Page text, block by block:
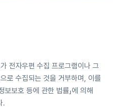
전자우편 수집 프로그램이나 그
로 수집되는 것을 거부하며, 이를
보보호 등에 관한 법률」에 의해
.